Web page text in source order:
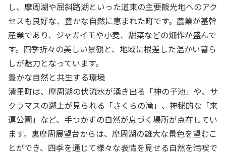
し、摩周湖や屈斜路湖といった道東の主要観光地へのアク
セスも良好な、豊かな自然に恵まれた町です。農業が基幹
産業であり、ジャガイモや小麦、甜菜などの畑作が盛んで
す。四季折々の美しい景観と、地域に根差した温かい暮ら
しが魅力となっています。
豊かな自然と共生する環境
清里町は、摩周湖の伏流水が湧き出る「神の子池」や、サ
クラマスの遡上が見られる「さくらの滝」、神秘的な「来
運公園」など、手つかずの自然が息づく場所が点在してい
ます。裏摩周展望台からは、摩周湖の雄大な景色を望むこ
とができ、四季を通じて様々な表情を見せる自然を満喫で